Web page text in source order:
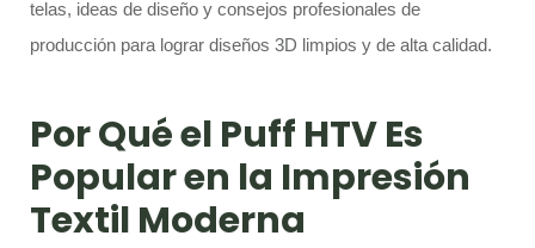
telas, ideas de diseño y consejos profesionales de
producción para lograr diseños 3D limpios y de alta calidad.
Por Qué el Puff HTV Es
Popular en la Impresión
Textil Moderna